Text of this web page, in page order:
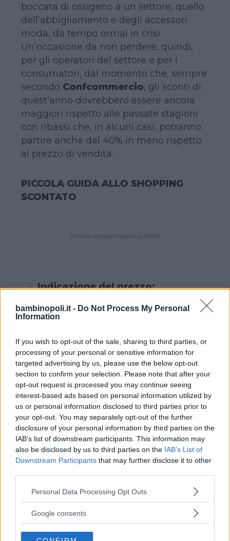
bambinopoli.it - Do Not Process My Personal
Information
If you wish to opt-out of the sale, sharing to third parties, or
processing of your personal or sensitive information for
targeted advertising by us, please use the below opt-out
section to confirm your selection. Please note that after your
opt-out request is processed you may continue seeing
interest-based ads based on personal information utilized by
us or personal information disclosed to third parties prior to
your opt-out. You may separately opt-out of the further
disclosure of your personal information by third parties on the
IAB’s list of downstream participants. This information may
also be disclosed by us to third parties on the IAB’s List of
Downstream Participants that may further disclose it to other
Please note that this website/app uses one or more Google
not limited to your visit or usage behaviour. You may click to
use your data for below specified purposes in below Google
Personal Data Processing Opt Outs
Google consents
boccata di ossigeno a un settore, quello
dell’abbigliamento e degli accessori
moda, da tempo ormai in crisi.
Un’occasione da non perdere, quindi,
per gli operatori del settore e per i
consumatori, dal momento che, sempre
secondo Confcommercio, gli sconti di
quest’anno dovrebbero essere ancora
maggiori rispetto alle passate stagioni
con ribassi che, in alcuni casi, potranno
partire anche dal 40% in meno rispetto
al prezzo di vendita.
PICCOLA GUIDA ALLO SHOPPING
SCONTATO
Indicazione del prezzo:
indicare sul cartellino il prezzo
l’eventuale sconto a cui questa viene
sottoposta e il prezzo finale per il
consumatore.
Cambi:
In base all’artt. 128 e ss. del Codice
del Consumo d.lgs. 6 settembre
2005 n. 206i cambi sono lasciati alla
discrezionalità del negoziante a
meno che il capo acquistato non sia
provvedere gratuitamente alla
riparazione dello stesso e, nel caso in
cui ciò risulti impossibile, a
deprezzare ulteriormente la merce o